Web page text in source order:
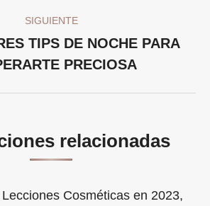
SIGUIENTE
Publicación
siguiente:
TIPS DE NOCHE PARA
PRECIOSA
relacionadas
Lecciones Cosméticas en 2023,